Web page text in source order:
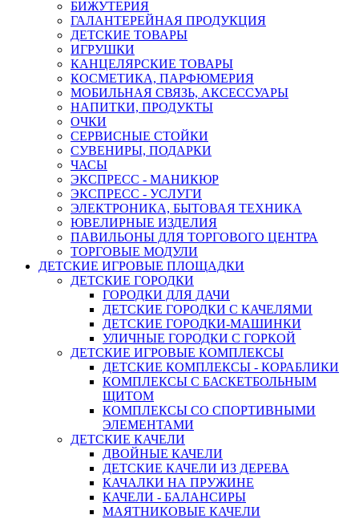
БИЖУТЕРИЯ
ГАЛАНТЕРЕЙНАЯ ПРОДУКЦИЯ
ДЕТСКИЕ ТОВАРЫ
ИГРУШКИ
КАНЦЕЛЯРСКИЕ ТОВАРЫ
КОСМЕТИКА, ПАРФЮМЕРИЯ
МОБИЛЬНАЯ СВЯЗЬ, АКСЕССУАРЫ
НАПИТКИ, ПРОДУКТЫ
ОЧКИ
СЕРВИСНЫЕ СТОЙКИ
СУВЕНИРЫ, ПОДАРКИ
ЧАСЫ
ЭКСПРЕСС - МАНИКЮР
ЭКСПРЕСС - УСЛУГИ
ЭЛЕКТРОНИКА, БЫТОВАЯ ТЕХНИКА
ЮВЕЛИРНЫЕ ИЗДЕЛИЯ
ПАВИЛЬОНЫ ДЛЯ ТОРГОВОГО ЦЕНТРА
ТОРГОВЫЕ МОДУЛИ
ДЕТСКИЕ ИГРОВЫЕ ПЛОЩАДКИ
ДЕТСКИЕ ГОРОДКИ
ГОРОДКИ ДЛЯ ДАЧИ
ДЕТСКИЕ ГОРОДКИ С КАЧЕЛЯМИ
ДЕТСКИЕ ГОРОДКИ-МАШИНКИ
УЛИЧНЫЕ ГОРОДКИ С ГОРКОЙ
ДЕТСКИЕ ИГРОВЫЕ КОМПЛЕКСЫ
ДЕТСКИЕ КОМПЛЕКСЫ - КОРАБЛИКИ
КОМПЛЕКСЫ С БАСКЕТБОЛЬНЫМ
ЩИТОМ
КОМПЛЕКСЫ СО СПОРТИВНЫМИ
ЭЛЕМЕНТАМИ
ДЕТСКИЕ КАЧЕЛИ
ДВОЙНЫЕ КАЧЕЛИ
ДЕТСКИЕ КАЧЕЛИ ИЗ ДЕРЕВА
КАЧАЛКИ НА ПРУЖИНЕ
КАЧЕЛИ - БАЛАНСИРЫ
МАЯТНИКОВЫЕ КАЧЕЛИ